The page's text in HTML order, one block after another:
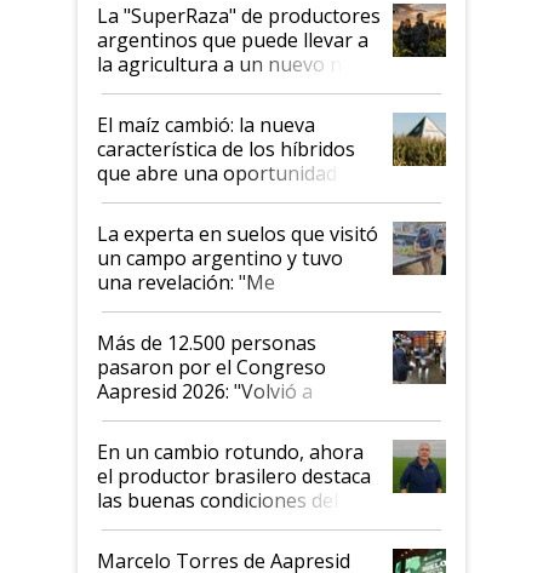
La "SuperRaza" de productores
argentinos que puede llevar a
la agricultura a un nuevo nivel:
"Las posibilidades de
crecimiento son infinitas"
El maíz cambió: la nueva
característica de los híbridos
que abre una oportunidad en
el lote
La experta en suelos que visitó
un campo argentino y tuvo
una revelación: "Me
impresionó mucho"
Más de 12.500 personas
pasaron por el Congreso
Aapresid 2026: "Volvió a
demostrar que hablar del
suelo es hablar de todo el
sistema productivo"
En un cambio rotundo, ahora
el productor brasilero destaca
las buenas condiciones del
agro argentino para invertir:
"Los veo más motivados"
Marcelo Torres de Aapresid